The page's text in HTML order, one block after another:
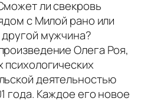
ли свекровь
с Милой рано или
мужчина?
Олега Роя,
психологических
деятельностью
года. Каждое его новое